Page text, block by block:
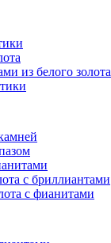
из белого золота
с бриллиантами
с фианитами